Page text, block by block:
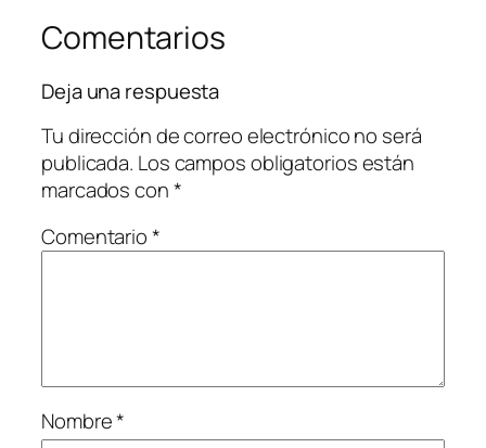
Comentarios
Deja una respuesta
Tu dirección de correo electrónico no será
publicada. Los campos obligatorios están
marcados con*
Comentario*
Nombre*